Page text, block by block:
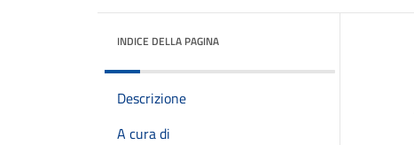
INDICE DELLA PAGINA
Descrizione
A cura di